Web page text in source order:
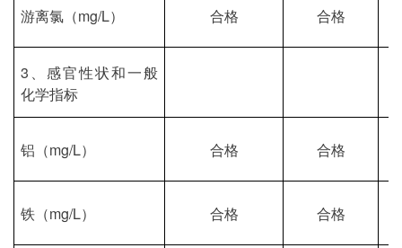
游离氯（mg/L） 合格 合格
3、感官性状和一般
化学指标
铝（mg/L） 合格 合格
铁（mg/L） 合格 合格